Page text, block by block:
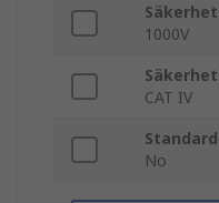
1000V
CAT IV
No